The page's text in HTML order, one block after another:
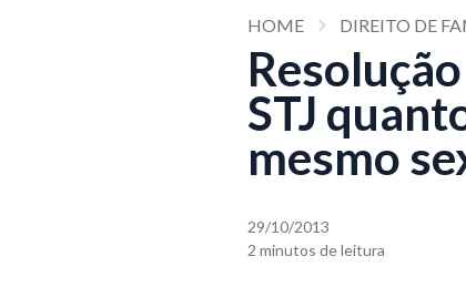
HOME DIREITO DE
STJ
mesmo
29/10/2013
2 minutos de leitura